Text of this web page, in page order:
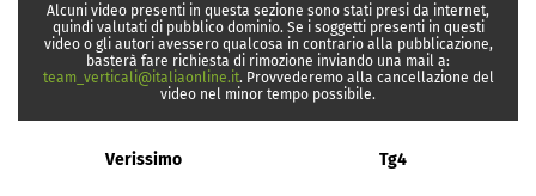
Alcuni video presenti in questa sezione sono stati presi da internet,
quindi valutati di pubblico dominio. Se i soggetti presenti in questi
video o gli autori avessero qualcosa in contrario alla pubblicazione,
basterà fare richiesta di rimozione inviando una mail a:
team_verticali@italiaonline.it. Provvederemo alla cancellazione del
video nel minor tempo possibile.
Verissimo Tg4